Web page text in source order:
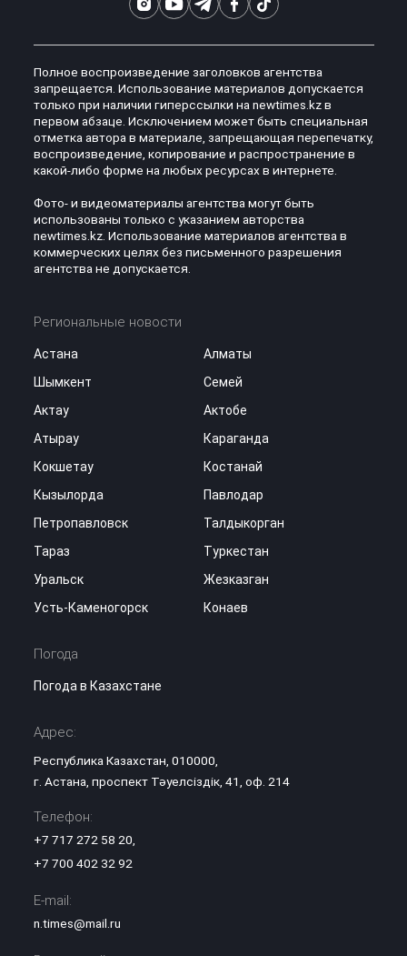
Полное воспроизведение заголовков агентства
запрещается. Использование материалов допускается
только при наличии гиперссылки на newtimes.kz в
первом абзаце. Исключением может быть специальная
отметка автора в материале, запрещающая перепечатку,
воспроизведение, копирование и распространение в
какой-либо форме на любых ресурсах в интернете.
Фото- и видеоматериалы агентства могут быть
использованы только с указанием авторства
newtimes.kz. Использование материалов агентства в
коммерческих целях без письменного разрешения
агентства не допускается.
Региональные новости
Астана
Алматы
Шымкент
Семей
Актау
Актобе
Атырау
Караганда
Кокшетау
Костанай
Кызылорда
Павлодар
Петропавловск
Талдыкорган
Тараз
Туркестан
Уральск
Жезказган
Усть-Каменогорск
Конаев
Погода
Погода в Казахстане
Адрес:
Республика Казахстан, 010000,
г. Астана, проспект Тәуелсіздік, 41, оф. 214
Телефон:
+7 717 272 58 20,
+7 700 402 32 92
E-mail:
n.times@mail.ru